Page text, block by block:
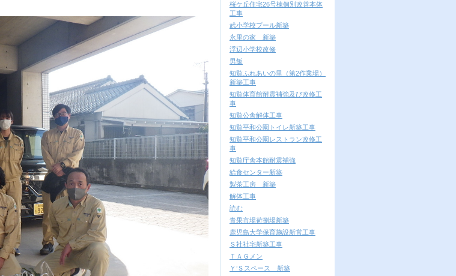
桜ケ丘住宅26号棟個別改善本体
工事
武小学校プール新築
永里の家 新築
浮辺小学校改修
男飯
知覧ふれあいの里（第2作業場）
新築工事
知覧体育館耐震補強及び改修工
事
知覧公舎解体工事
知覧平和公園トイレ新築工事
知覧平和公園レストラン改修工
事
知覧庁舎本館耐震補強
給食センター新築
製茶工房 新築
解体工事
読む
青果市場荷捌場新築
鹿児島大学保育施設新営工事
Ｓ社社宅新築工事
ＴＡＧメン
Ｙ’Ｓスペース 新築